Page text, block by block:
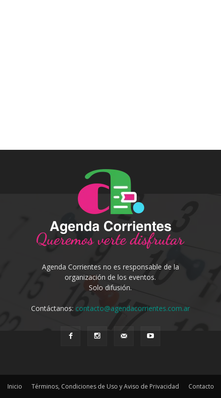
Agenda Corrientes no es responsable de la
organización de los eventos.
Solo difusión.
Contáctanos: contacto@agendacorrientes.com.ar
Inicio Términos, Condiciones de Uso y Aviso de Privacidad Contacto